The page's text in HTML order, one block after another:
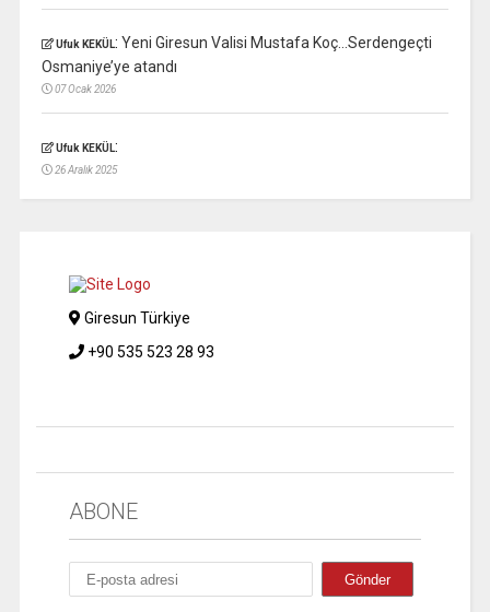
Ufuk KEKÜL: Yeni Giresun Valisi Mustafa Koç…Serdengeçti
Osmaniye’ye atandı
07 Ocak 2026
Ufuk KEKÜL:
26 Aralık 2025
Giresun Türkiye
+90 535 523 28 93
ABONE